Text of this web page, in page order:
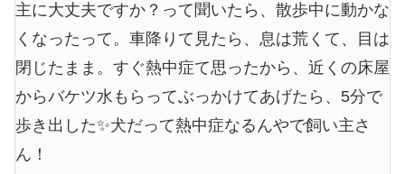
主に大丈夫ですか？って聞いたら、散歩中に動かな
くなったって。車降りて見たら、息は荒くて、目は
閉じたまま。すぐ熱中症て思ったから、近くの床屋
からバケツ水もらってぶっかけてあげたら、5分で
歩き出した✨犬だって熱中症なるんやで飼い主さ
ん！